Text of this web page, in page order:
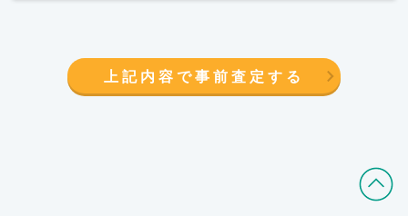
上記内容で事前査定する